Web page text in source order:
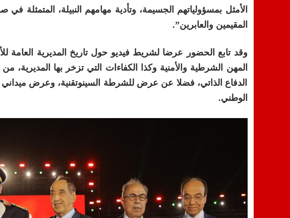
الأمثل بمسؤولياتهم الجسيمة، وتأدية مهامهم النبيلة، المتمثلة
المقيمين والعابرين”.
وقد تابع الحضور عرضا لشريط فيديو حول تاريخ المديرية العامة
المهن الشرطية والأمنية وكذا الكفاءات التي تزخر بها المديرية،
الدفاع الذاتي، فضلا عن عرض للشرطة السينوتقنية، وعرض ميداني
الوطني.